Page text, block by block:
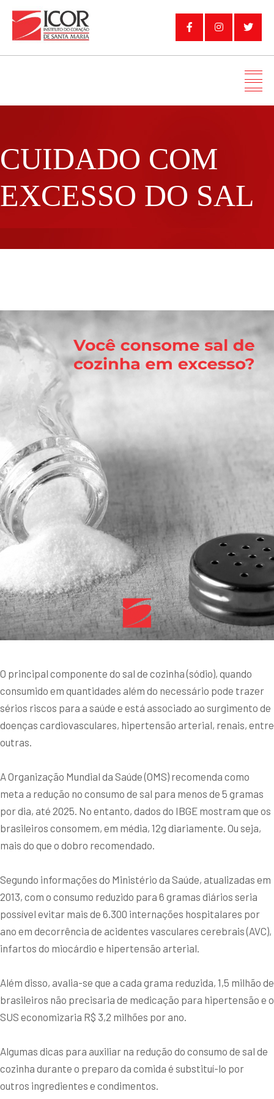
CUIDADO COM
EXCESSO DO SAL
O principal componente do sal de cozinha (sódio), quando
consumido em quantidades além do necessário pode trazer
sérios riscos para a saúde e está associado ao surgimento de
doenças cardiovasculares, hipertensão arterial, renais, entre
outras.
A Organização Mundial da Saúde (OMS) recomenda como
meta a redução no consumo de sal para menos de 5 gramas
por dia, até 2025. No entanto, dados do IBGE mostram que os
brasileiros consomem, em média, 12g diariamente. Ou seja,
mais do que o dobro recomendado.
Segundo informações do Ministério da Saúde, atualizadas em
2013, com o consumo reduzido para 6 gramas diários seria
possível evitar mais de 6.300 internações hospitalares por
ano em decorrência de acidentes vasculares cerebrais (AVC),
infartos do miocárdio e hipertensão arterial.
Além disso, avalia-se que a cada grama reduzida, 1,5 milhão de
brasileiros não precisaria de medicação para hipertensão e o
SUS economizaria R$ 3,2 milhões por ano.
Algumas dicas para auxiliar na redução do consumo de sal de
cozinha durante o preparo da comida é substituí-lo por
outros ingredientes e condimentos.